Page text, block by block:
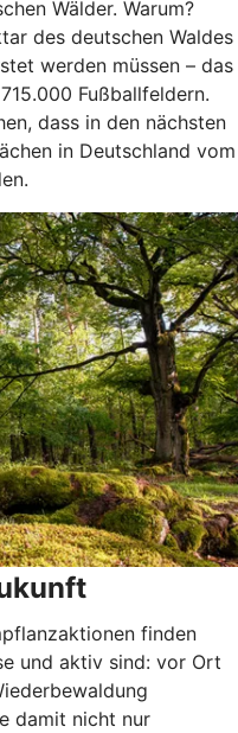
Wälder. Warum?
des deutschen Waldes
werden müssen – das
Fußballfeldern.
dass in den nächsten
in Deutschland vom
finden
und aktiv sind: vor Ort
damit nicht nur